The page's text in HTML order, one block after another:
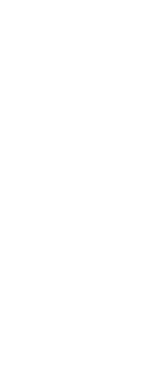
KONTRASTE